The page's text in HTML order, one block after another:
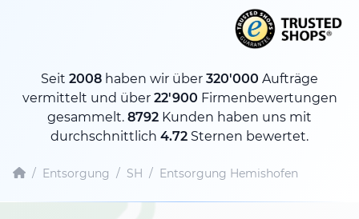
Seit 2008 haben wir über 320'000 Aufträge
vermittelt und über 22'900 Firmenbewertungen
gesammelt. 8792 Kunden haben uns mit
durchschnittlich 4.72 Sternen bewertet.
/ Entsorgung / SH / Entsorgung Hemishofen